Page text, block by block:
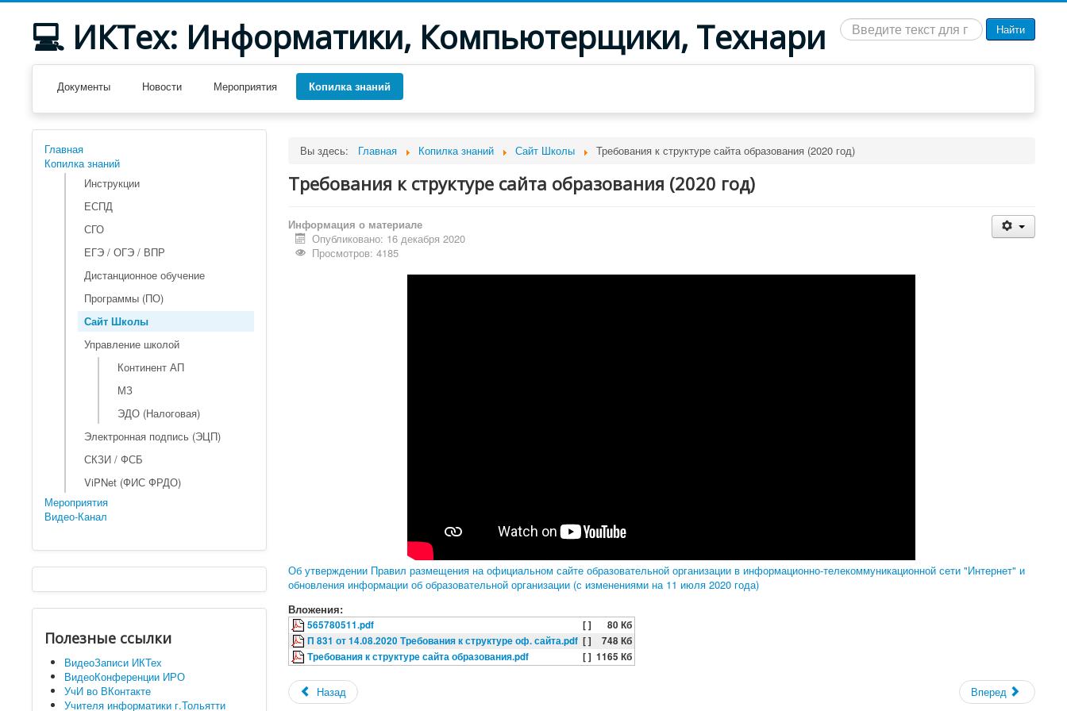
💻 ИКТех: Информатики, Компьютерщики, Технари Искать... Найти
Документы Новости Мероприятия Копилка знаний
Главная
Копилка знаний
Инструкции
ЕСПД
СГО
ЕГЭ / ОГЭ / ВПР
Дистанционное обучение
Программы (ПО)
Сайт Школы
Управление школой
Континент АП
МЗ
ЭДО (Налоговая)
Электронная подпись (ЭЦП)
СКЗИ / ФСБ
ViPNet (ФИС ФРДО)
Мероприятия
Видео-Канал
Полезные ссылки
ВидеоЗаписи ИКТех
ВидеоКонференции ИРО
УчИ во ВКонтакте
Учителя информатики г.Тольятти
Вы здесь: Главная Копилка знаний Сайт Школы Требования к структуре сайта образования (2020 год)
Требования к структуре сайта образования (2020 год)
Информация о материале
Опубликовано: 16 декабря 2020
Просмотров: 4185
Об утверждении Правил размещения на официальном сайте образовательной организации в информационно-телекоммуникационной сети "Интернет" и
обновления информации об образовательной организации (с изменениями на 11 июля 2020 года)
Вложения:
565780511.pdf [ ]
80 Кб
П 831 от 14.08.2020 Требования к структуре оф. сайта.pdf [ ]
748 Кб
Требования к структуре сайта образования.pdf
[ ] 1165 Кб
Назад Вперед